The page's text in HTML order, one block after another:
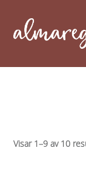
Visar 1–9 av 10